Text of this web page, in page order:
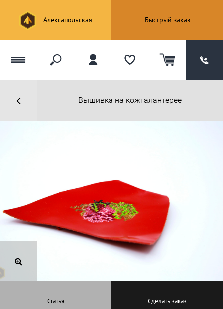
Алексапольская Быстрый заказ
Вышивка на кожгалантерее
Статья Сделать заказ